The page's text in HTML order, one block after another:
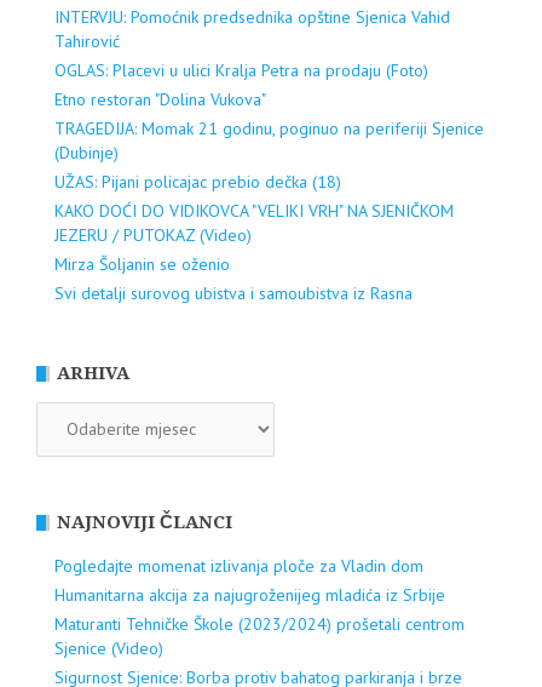
INTERVJU: Pomoćnik predsednika opštine Sjenica Vahid
Tahirović
OGLAS: Placevi u ulici Kralja Petra na prodaju (Foto)
Etno restoran "Dolina Vukova"
TRAGEDIJA: Momak 21 godinu, poginuo na periferiji Sjenice
(Dubinje)
UŽAS: Pijani policajac prebio dečka (18)
KAKO DOĆI DO VIDIKOVCA "VELIKI VRH" NA SJENIČKOM
JEZERU / PUTOKAZ (Video)
Mirza Šoljanin se oženio
Svi detalji surovog ubistva i samoubistva iz Rasna
ARHIVA
NAJNOVIJI ČLANCI
Pogledajte momenat izlivanja ploče za Vladin dom
Humanitarna akcija za najugroženijeg mladića iz Srbije
Maturanti Tehničke Škole (2023/2024) prošetali centrom
Sjenice (Video)
Sigurnost Sjenice: Borba protiv bahatog parkiranja i brze